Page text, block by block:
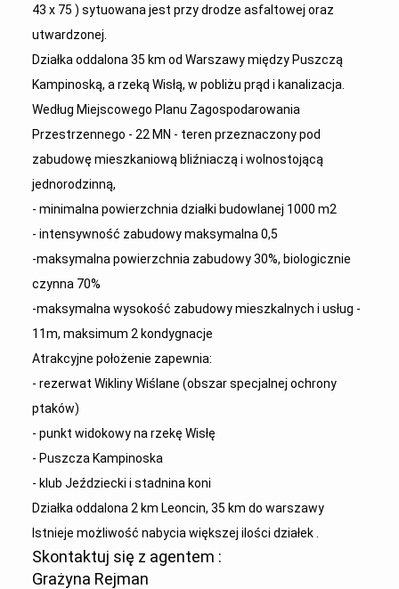
43 x 75 ) sytuowana jest przy drodze asfaltowej oraz
utwardzonej.
Działka oddalona 35 km od Warszawy między Puszczą
Kampinoską, a rzeką Wisłą, w pobliżu prąd i kanalizacja.
Według Miejscowego Planu Zagospodarowania
Przestrzennego - 22 MN - teren przeznaczony pod
zabudowę mieszkaniową bliźniaczą i wolnostojącą
jednorodzinną,
- minimalna powierzchnia działki budowlanej 1000 m2
- intensywność zabudowy maksymalna 0,5
-maksymalna powierzchnia zabudowy 30%, biologicznie
czynna 70%
-maksymalna wysokość zabudowy mieszkalnych i usług -
11m, maksimum 2 kondygnacje
Atrakcyjne położenie zapewnia:
- rezerwat Wikliny Wiślane (obszar specjalnej ochrony
ptaków)
- punkt widokowy na rzekę Wisłę
- Puszcza Kampinoska
- klub Jeździecki i stadnina koni
Działka oddalona 2 km Leoncin, 35 km do warszawy
Istnieje możliwość nabycia większej ilości działek .
Skontaktuj się z agentem :
Grażyna Rejman